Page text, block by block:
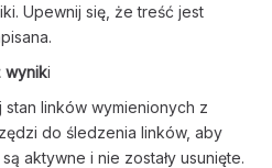
Upewnij się, że treść jest
wyniki
stan linków wymienionych z
do śledzenia linków, aby
aktywne i nie zostały usunięte.